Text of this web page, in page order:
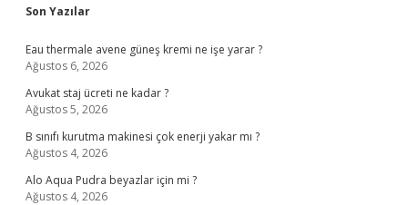
Sidebar
Son Yazılar
Eau thermale avene güneş kremi ne işe yarar ?
Ağustos 6, 2026
Avukat staj ücreti ne kadar ?
Ağustos 5, 2026
B sınıfı kurutma makinesi çok enerji yakar mı ?
Ağustos 4, 2026
Alo Aqua Pudra beyazlar için mi ?
Ağustos 4, 2026